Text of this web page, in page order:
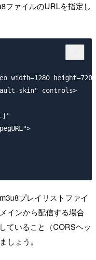
ファイルのURLを指定し
width=1280 height=720
skin" controls>
プレイリストファイ
インから配信する場合
ていること（CORSヘッ
しょう。